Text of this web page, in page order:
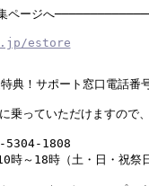
集ページへ
estore
特典！サポート窓口
乗っていただけますので
5304-1808
18時（土・日・